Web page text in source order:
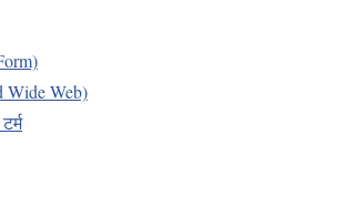
Wide Web)